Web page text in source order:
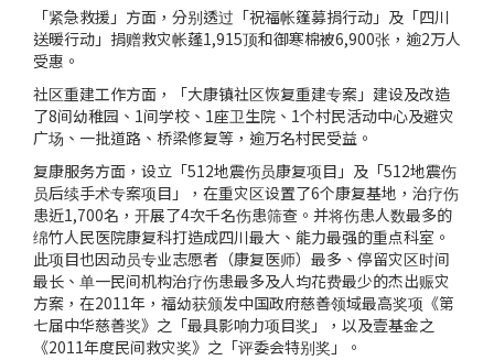
「紧急救援」方面，分别透过「祝福帐篷募捐行动」及「四川
送暖行动」捐赠救灾帐蓬1,915顶和御寒棉被6,900张，逾2万人
受惠。
社区重建工作方面，「大康镇社区恢复重建专案」建设及改造
了8间幼稚园、1间学校、1座卫生院、1个村民活动中心及避灾
广场、一批道路、桥梁修复等，逾万名村民受益。
复康服务方面，设立「512地震伤员康复项目」及「512地震伤
员后续手术专案项目」，在重灾区设置了6个康复基地，治疗伤
患近1,700名，开展了4次千名伤患筛查。并将伤患人数最多的
绵竹人民医院康复科打造成四川最大、能力最强的重点科室。
此项目也因动员专业志愿者（康复医师）最多、停留灾区时间
最长、单一民间机构治疗伤患最多及人均花费最少的杰出赈灾
方案，在2011年，福幼获颁发中国政府慈善领域最高奖项《第
七届中华慈善奖》之「最具影响力项目奖」，以及壹基金之
《2011年度民间救灾奖》之「评委会特别奖」。